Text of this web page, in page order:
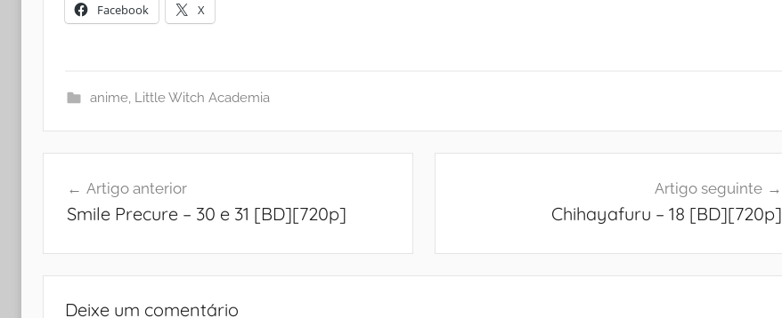
Facebook X
anime, Little Witch Academia
Artigo anterior
Smile Precure – 30 e 31 [BD][720p]
Artigo seguinte
Chihayafuru – 18 [BD][720p]
Deixe um comentário